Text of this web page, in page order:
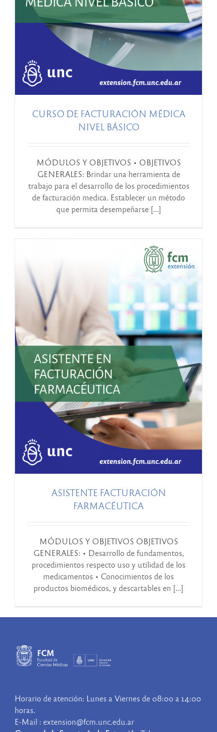
CURSO DE FACTURACIÓN MÉDICA
NIVEL BÁSICO
MÓDULOS Y OBJETIVOS • OBJETIVOS
GENERALES: Brindar una herramienta de
trabajo para el desarrollo de los procedimientos
de facturación medica. Establecer un método
que permita desempeñarse [...]
ASISTENTE FACTURACIÓN
FARMACÉUTICA
MÓDULOS Y OBJETIVOS OBJETIVOS
GENERALES: • Desarrollo de fundamentos,
procedimientos respecto uso y utilidad de los
medicamentos • Conocimientos de los
productos biomédicos, y descartables en [...]
Horario de atención: Lunes a Viernes de 08:00 a 14:00
horas.
E-Mail : extension@fcm.unc.edu.ar